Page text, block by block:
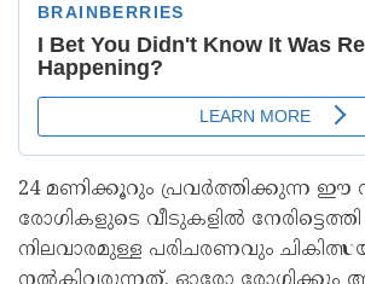
24 മണിക്കൂറും പ്രവർത്തിക്കുന്ന ഈ
രോഗികളുടെ വീടുകളിൽ
നിലവാരമുള്ള പരിചരണവും